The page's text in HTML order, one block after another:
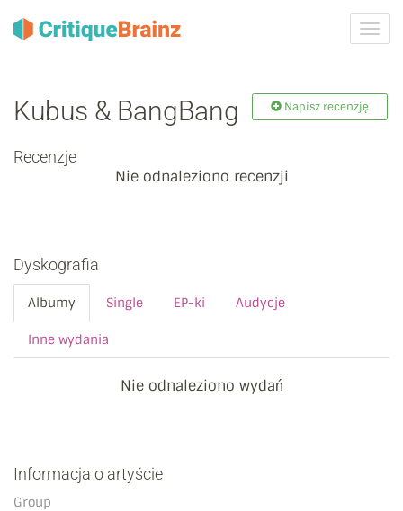
Kubus & BangBang Napisz recenzję
Recenzje
Nie odnaleziono recenzji
Dyskografia
Albumy Single EP-ki Audycje
Inne wydania
Nie odnaleziono wydań
Informacja o artyście
Group